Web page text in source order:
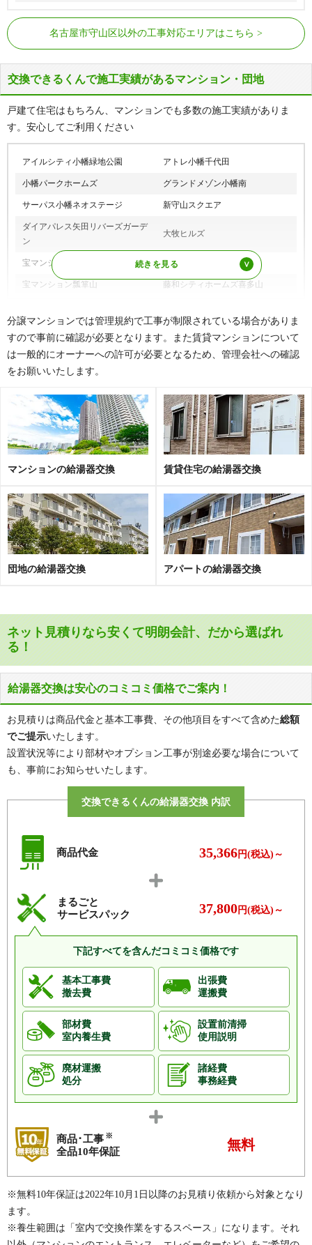
JR中央本線 新守山駅
名鉄瀬戸線
守山自衛隊前駅、瓢箪山駅、小幡駅、
ゆとりーとライン
守山駅、金屋駅、川宮駅、川村駅、白
沢渓谷駅、小幡緑地駅
名古屋市守山区以外の工事対応エリアはこちら
交換できるくんで施工実績があるマンション・団地
戸建て住宅はもちろん、マンションでも多数の施工実績がありま
す。安心してご利用ください
アイルシティ小幡緑地公園 アトレ小幡千代田
小幡パークホームズ グランドメゾン小幡南
サーパス小幡ネオステージ 新守山スクエア
ダイアパレス矢田リバーズガーデ
ン
大牧ヒルズ
宝マンション小幡苗代 宝マンション新守山
宝マンション瓢箪山 藤和シティホームズ喜多山
ファミリアーレもりやま プライムガーデン大森
ポレスターブロードシティ新守山 三井農林藤ヶ丘ハイツ
メゾン千代田
ライオンズマンション小幡城南 ライオンズ守山ディアクオーレ
ラドーニ守山瀬古 ルミネシティ守山
※その他、多数の実績がございます。
分譲マンションでは管理規約で工事が制限されている場合がありま
すので事前に確認が必要となります。また賃貸マンションについて
は一般的にオーナーへの許可が必要となるため、管理会社への確認
をお願いいたします。
マンションの給湯器交換 賃貸住宅の給湯器交換
団地の給湯器交換 アパートの給湯器交換
ネット見積りなら安くて明朗会計、だから選ばれ
る！
給湯器交換は安心のコミコミ価格でご案内！
お見積りは商品代金と基本工事費、その他項目をすべて含めた総額
でご提示いたします。
設置状況等により部材やオプション工事が別途必要な場合について
も、事前にお知らせいたします。
交換できるくんの給湯器交換 内訳
商品代金 35,366円(税込)～
まるごと
サービスパック
37,800円(税込)～
下記すべてを含んだコミコミ価格です
基本工事費
撤去費
出張費
運搬費
部材費
室内養生費
設置前清掃
使用説明
廃材運搬
処分
諸経費
事務経費
商品･工事 ※
全品10年保証 無料
※無料10年保証は2022年10月1日以降のお見積り依頼から対象となり
ます。
※養生範囲は「室内で交換作業をするスペース」になります。それ